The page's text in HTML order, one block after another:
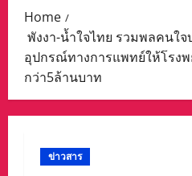
Home
พังงา-น้ำใจไทย รวมพลคนใ
อุปกรณ์ทางการแพทย์ให้โรงพ
กว่า5ล้านบาท
ข่าวสาร